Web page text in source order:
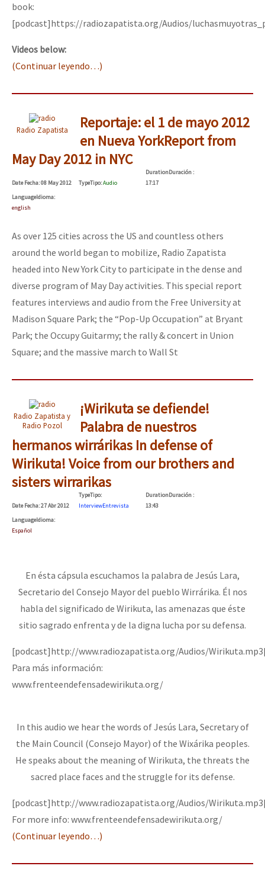
book:
[podcast]https://radiozapatista.org/Audios/
Videos below:
(Continuar leyendo…)
Radio Zapatista
Reportaje: el 1 de mayo 2012
en Nueva YorkReport from
May Day 2012 in NYC
DateFecha: 08 May 2012 TypeTipo:Audio
DurationDuración:
17:17
LanguageIdioma:
english
As over 125 cities across the US and countless others
around the world began to mobilize, Radio Zapatista
headed into New York City to participate in the dense and
diverse program of May Day activities. This special report
features interviews and audio from the Free University at
Madison Square Park; the “Pop-Up Occupation” at Bryant
Park; the Occupy Guitarmy; the rally & concert in Union
Square; and the massive march to Wall St
Radio Zapatista y
Radio Pozol
¡Wirikuta se defiende!
Palabra de nuestros
hermanos wirrárikas In defense of
Wirikuta! Voice from our brothers and
sisters wirrarikas
DateFecha: 27 Abr 2012
TypeTipo:
InterviewEntrevista
DurationDuración:
13:43
LanguageIdioma:
Español
En ésta cápsula escuchamos la palabra de Jesús Lara,
Secretario del Consejo Mayor del pueblo Wirrárika. Él nos
habla del significado de Wirikuta, las amenazas que éste
sitio sagrado enfrenta y de la digna lucha por su defensa.
[podcast]http://www.radiozapatista.org/Audios/
Para más información:
www.frenteendefensadewirikuta.org/
In this audio we hear the words of Jesús Lara, Secretary of
the Main Council (Consejo Mayor) of the Wixárika peoples.
He speaks about the meaning of Wirikuta, the threats the
sacred place faces and the struggle for its defense.
[podcast]http://www.radiozapatista.org/Audios/
For more info: www.frenteendefensadewirikuta.org/
(Continuar leyendo…)